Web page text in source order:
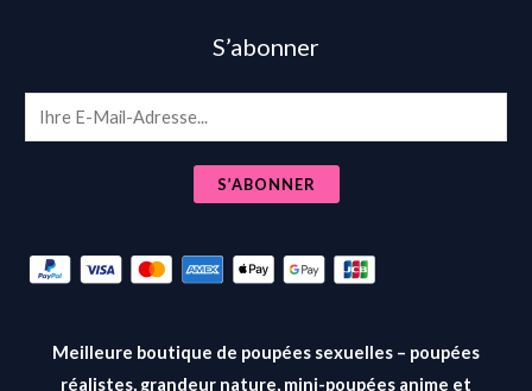
S’abonner
m
S’ABONNER
Meilleure boutique de poupées sexuelles – poupées
réalistes, grandeur nature, mini-poupées anime et